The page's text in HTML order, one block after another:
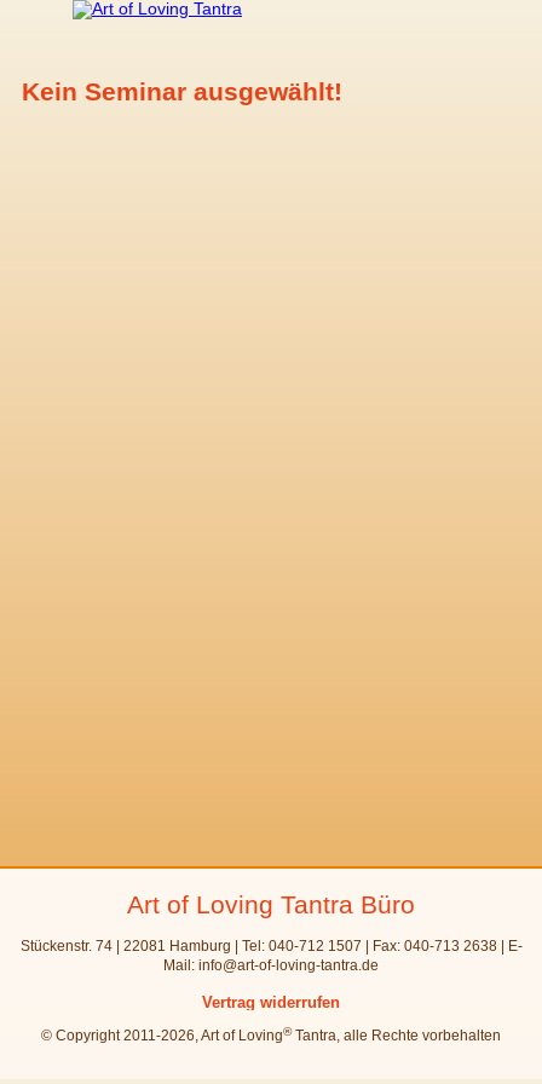
Kein Seminar ausgewählt!
Art of Loving Tantra Büro
Stückenstr. 74 | 22081 Hamburg | Tel: 040-712 1507 | Fax: 040-713 2638 | E-
Mail: info@art-of-loving-tantra.de
Navigation
überspringen
Vertrag widerrufen
© Copyright 2011-2026, Art of Loving®Tantra, alle Rechte vorbehalten